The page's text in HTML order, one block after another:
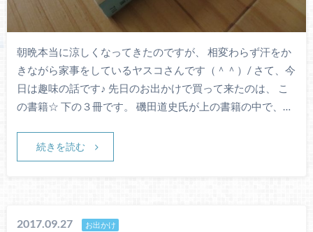
朝晩本当に涼しくなってきたのですが、 相変わらず汗をか
きながら家事をしているヤスコさんです（＾＾）/ さて、今
日は趣味の話です♪ 先日のお出かけで買って来たのは、 こ
の書籍☆ 下の３冊です。 磯田道史氏が上の書籍の中で、…
続きを読む
2017.09.27 お出かけ